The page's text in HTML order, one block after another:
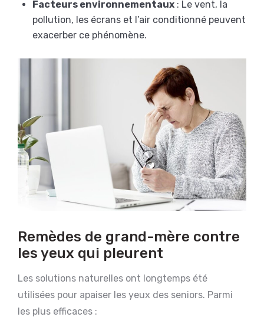
Facteurs environnementaux : Le vent, la
pollution, les écrans et l’air conditionné peuvent
exacerber ce phénomène.
Remèdes de grand-mère contre
les yeux qui pleurent
Les solutions naturelles ont longtemps été
utilisées pour apaiser les yeux des seniors. Parmi
les plus efficaces :